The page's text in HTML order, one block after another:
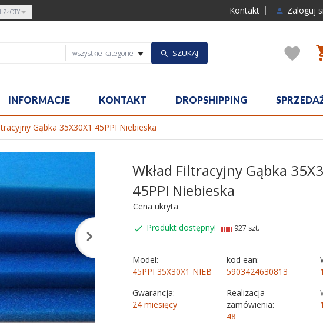
ZŁOTY Kontakt Zaloguj
categories_searcher
wszystkie kategorie SZUKAJ
INFORMACJE KONTAKT DROPSHIPPING
Gąbka 35X30X1 45PPI Niebieska
Wkład Filtracyjny Gąbka
45PPI Niebieska
Cena ukryta
Produkt dostępny!
927 szt.
Model:
45PPI 35X30X1 NIEB
kod ean:
5903424630813
Gwarancja:
24 miesięcy
Realizacja
zamówienia:
48